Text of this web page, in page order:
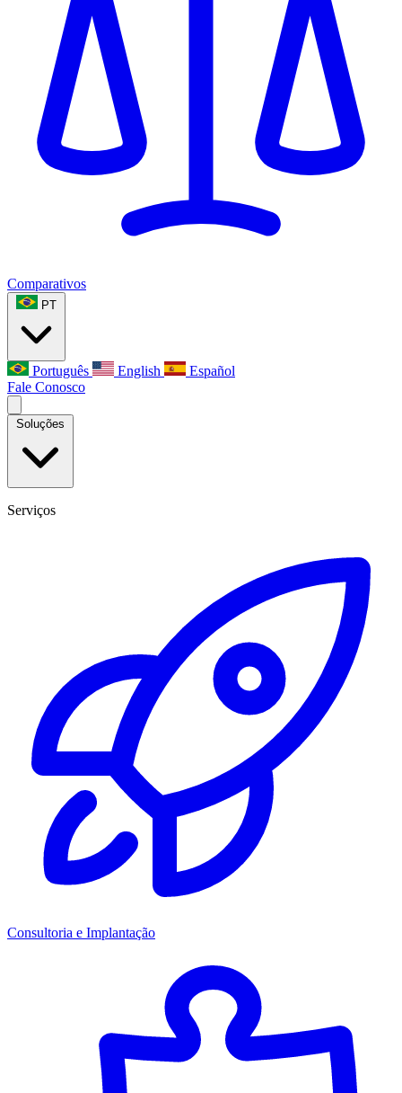
Comparativos
PT
Português English
Español
Fale Conosco
Soluções
Serviços
Consultoria e Implantação